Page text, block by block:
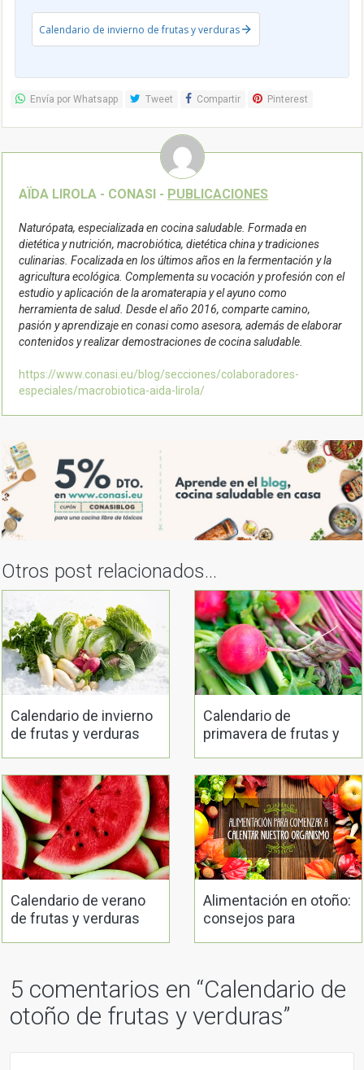
Calendario de invierno de frutas y verduras
Envía por Whatsapp Tweet Compartir Pinterest
AÏDA LIROLA - CONASI - PUBLICACIONES
Naturópata, especializada en cocina saludable. Formada en
dietética y nutrición, macrobiótica, dietética china y tradiciones
culinarias. Focalizada en los últimos años en la fermentación y la
agricultura ecológica. Complementa su vocación y profesión con el
estudio y aplicación de la aromaterapia y el ayuno como
herramienta de salud. Desde el año 2016, comparte camino,
pasión y aprendizaje en conasi como asesora, además de elaborar
contenidos y realizar demostraciones de cocina saludable.
https://www.conasi.eu/blog/secciones/colaboradores-
especiales/macrobiotica-aida-lirola/
Otros post relacionados...
Calendario de invierno
de frutas y verduras
Calendario de
primavera de frutas y
Calendario de verano
de frutas y verduras
Alimentación en otoño:
consejos para
5 comentarios en “Calendario de
otoño de frutas y verduras”